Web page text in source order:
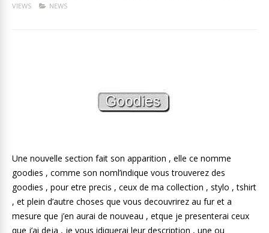
VIEWS
NEWS
Une nouvelle section fait son apparition , elle ce nomme
goodies , comme son noml’indique vous trouverez des
goodies , pour etre precis , ceux de ma collection , stylo , tshirt
, et plein d’autre choses que vous decouvrirez au fur et a
mesure que j’en aurai de nouveau , etque je presenterai ceux
que j’ai deja , je vous idiquerai leur description , une ou